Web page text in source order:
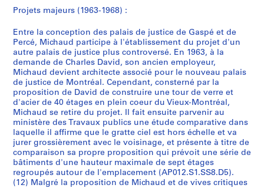
Projets majeurs (1963-1968) :
Entre la conception des palais de justice de Gaspé et de
Percé, Michaud participe à l'établissement du projet d'un
autre palais de justice plus controversé. En 1963, à la
demande de Charles David, son ancien employeur,
Michaud devient architecte associé pour le nouveau palais
de justice de Montréal. Cependant, consterné par la
proposition de David de construire une tour de verre et
d'acier de 40 étages en plein coeur du Vieux-Montréal,
Michaud se retire du projet. Il fait ensuite parvenir au
ministère des Travaux publics une étude comparative dans
laquelle il affirme que le gratte ciel est hors échelle et va
jurer grossièrement avec le voisinage, et présente à titre de
comparaison sa propre proposition qui prévoit une série de
bâtiments d'une hauteur maximale de sept étages
regroupés autour de l'emplacement (AP012.S1.SS8.D5).
(12) Malgré la proposition de Michaud et de vives critiques